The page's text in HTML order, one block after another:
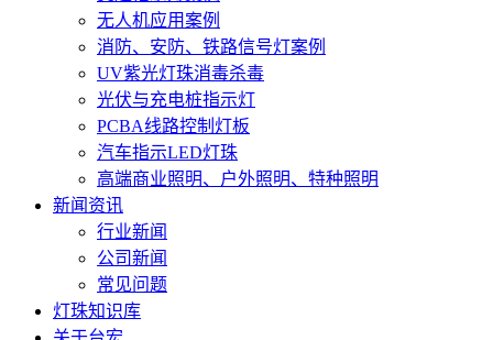
无人机应用案例
消防、安防、铁路信号灯案例
UV紫光灯珠消毒杀毒
光伏与充电桩指示灯
PCBA线路控制灯板
汽车指示LED灯珠
高端商业照明、户外照明、特种照明
新闻资讯
行业新闻
公司新闻
常见问题
灯珠知识库